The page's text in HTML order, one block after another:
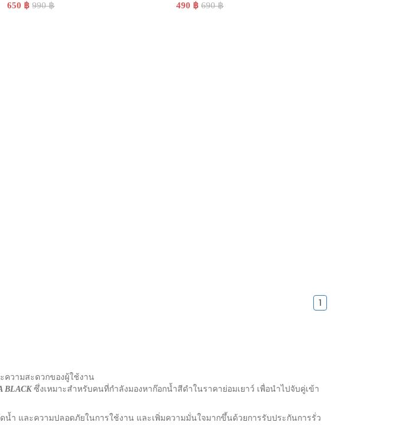
650 ฿ 990 ฿ 490 ฿ 690 ฿
1
วามสะดวกของผู้ใช้งาน
BLACKซึ่งเหมาะสำหรับคนที่กำลังมองหาก๊อกน้ำสีดำในราคาย่อมเยาว์ เพื่อนำไปจับคู่เข้า
ำ และความปลอดภัยในการใช้งาน และเพิ่มความมั่นใจมากขึ้นด้วยการรับประกันการรั่ว